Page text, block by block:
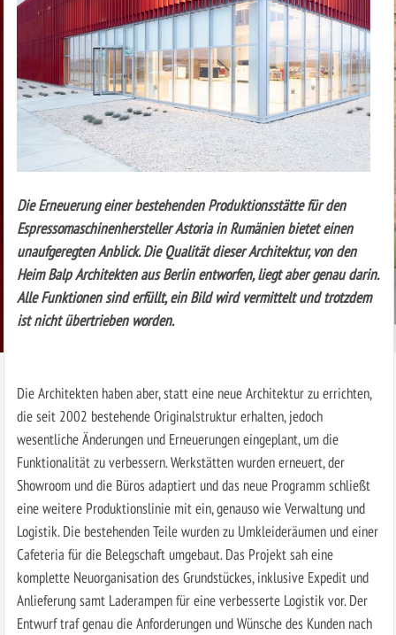
Die Erneuerung einer bestehenden Produktionsstätte für den
Espressomaschinenhersteller Astoria in Rumänien bietet einen
unaufgeregten Anblick. Die Qualität dieser Architektur, von den
Heim Balp Architekten aus Berlin entworfen, liegt aber genau darin.
Alle Funktionen sind erfüllt, ein Bild wird vermittelt und trotzdem
ist nicht übertrieben worden.
Die Architekten haben aber, statt eine neue Architektur zu errichten,
die seit 2002 bestehende Originalstruktur erhalten, jedoch
wesentliche Änderungen und Erneuerungen eingeplant, um die
Funktionalität zu verbessern. Werkstätten wurden erneuert, der
Showroom und die Büros adaptiert und das neue Programm schließt
eine weitere Produktionslinie mit ein, genauso wie Verwaltung und
Logistik. Die bestehenden Teile wurden zu Umkleideräumen und einer
Cafeteria für die Belegschaft umgebaut. Das Projekt sah eine
komplette Neuorganisation des Grundstückes, inklusive Expedit und
Anlieferung samt Laderampen für eine verbesserte Logistik vor. Der
Entwurf traf genau die Anforderungen und Wünsche des Kunden nach